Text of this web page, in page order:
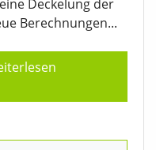
Deckelung der
Berechnungen...